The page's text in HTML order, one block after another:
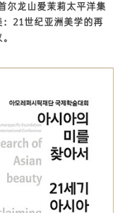
尔龙山爱茉莉太平洋集
21世纪亚洲美学的再